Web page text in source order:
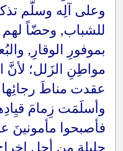
وعلى آلِه وسلَّم
للشباب, وحضّاً لهم
بموفورِ الوقارِ,
مواطِنِ الزَلل؛ لأنَّ
عقدت مناطَ
وأسلَمَت زِمامَ
فأصبحوا مأمونينَ
جليلةٍ مِن أجلِ